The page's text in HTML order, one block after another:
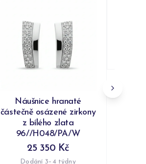
Náušnice hranaté
částečně osázené zirkony
z bílého zlata
96//H048/PA/W
25 350 Kč
Dodání 3–4 týdny